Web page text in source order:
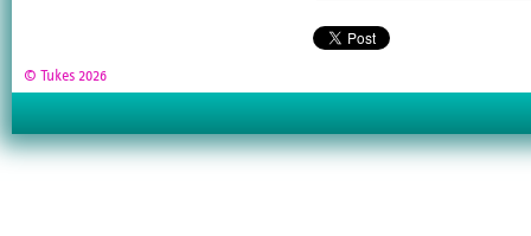
© Tukes 2026